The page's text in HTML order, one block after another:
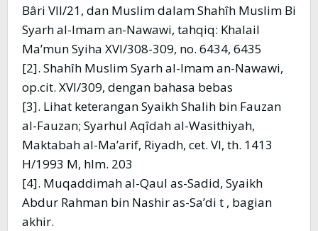
Bâri VII/21, dan Muslim dalam Shahîh Muslim Bi
Syarh al-Imam an-Nawawi, tahqiq: Khalail
Ma’mun Syiha XVI/308-309, no. 6434, 6435
[2]. Shahîh Muslim Syarh al-Imam an-Nawawi,
op.cit. XVI/309, dengan bahasa bebas
[3]. Lihat keterangan Syaikh Shalih bin Fauzan
al-Fauzan; Syarhul Aqîdah al-Wasithiyah,
Maktabah al-Ma’arif, Riyadh, cet. VI, th. 1413
H/1993 M, hlm. 203
[4]. Muqaddimah al-Qaul as-Sadid, Syaikh
Abdur Rahman bin Nashir as-Sa’di t , bagian
akhir.